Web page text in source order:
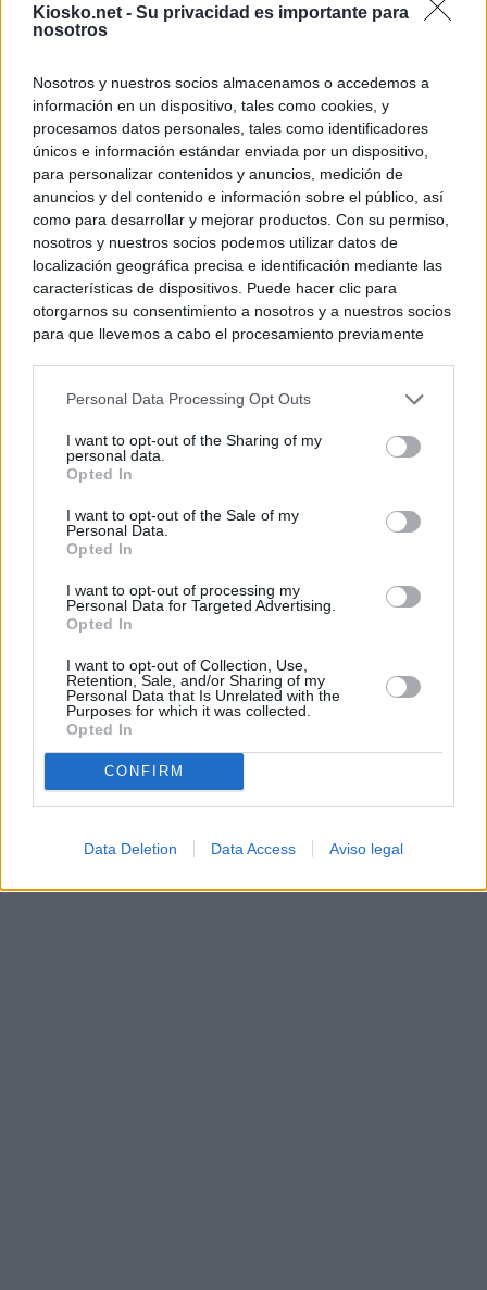
Kiosko.net - Su privacidad es importante para
nosotros
Nosotros y nuestros socios almacenamos o accedemos a
información en un dispositivo, tales como cookies, y
procesamos datos personales, tales como identificadores
únicos e información estándar enviada por un dispositivo,
para personalizar contenidos y anuncios, medición de
anuncios y del contenido e información sobre el público, así
como para desarrollar y mejorar productos. Con su permiso,
nosotros y nuestros socios podemos utilizar datos de
localización geográfica precisa e identificación mediante las
características de dispositivos. Puede hacer clic para
otorgarnos su consentimiento a nosotros y a nuestros socios
para que llevemos a cabo el procesamiento previamente
negar su consentimiento. Tenga en cuenta que algún
de su consentimiento, pero usted tiene el derecho de
rechazar tal procesamiento. Sus preferencias se aplicarán
cualquier momento entrando de nuevo en este sitio web o
visitando nuestra política de privacidad.
Personal Data Processing Opt Outs
I want to opt-out of the Sharing of my
personal data.
Opted In
I want to opt-out of the Sale of my
Personal Data.
Opted In
I want to opt-out of processing my
Personal Data for Targeted Advertising.
Opted In
I want to opt-out of Collection, Use,
Retention, Sale, and/or Sharing of my
Personal Data that Is Unrelated with the
Purposes for which it was collected.
Opted In
CONFIRM
Data Deletion Data Access Aviso legal